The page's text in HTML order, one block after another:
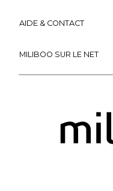
AIDE & CONTACT
MILIBOO SUR LE NET